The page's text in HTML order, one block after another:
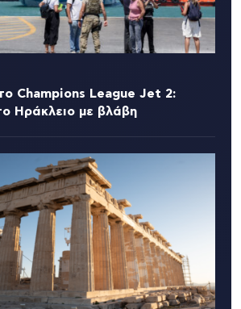
Champions League Jet 2:
Ηράκλειο με βλάβη